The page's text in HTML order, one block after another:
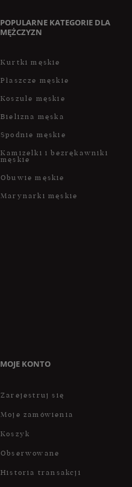
POPULARNE KATEGORIE DLA
MĘŻCZYZN
Kurtki męskie
Płaszcze męskie
Koszule męskie
Bielizna męska
Spodnie męskie
Kamizelki i bezrękawniki
męskie
Obuwie męskie
Marynarki męskie
MOJE KONTO
Zarejestruj się
Moje zamówienia
Koszyk
Obserwowane
Historia transakcji